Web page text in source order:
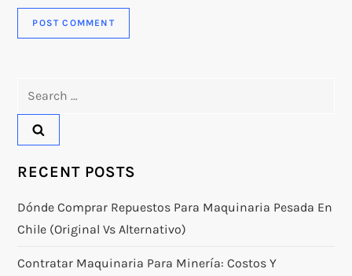
RECENT POSTS
Dónde Comprar Repuestos Para Maquinaria Pesada En
Chile (original Vs Alternativo)
Contratar Maquinaria Para Minería: Costos Y